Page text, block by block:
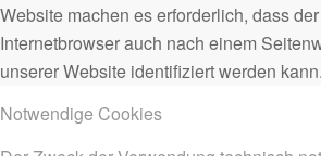
Website machen es erforderlich, dass
Internetbrowser auch nach einem
unserer Website identifiziert werden kann.
Notwendige Cookies